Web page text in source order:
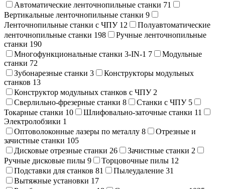
Автоматические ленточнопильные станки 71
Вертикальные ленточнопильные станки 9
Ленточнопильные станки с ЧПУ 12
Полуавтоматические
ленточнопильные станки 198
Ручные ленточнопильные
станки 190
Многофункциональные станки 3-IN-1 7
Модульные
станки 72
Зубонарезные станки 3
Конструкторы модульных
станков 13
Конструктор модульных станков с ЧПУ2
Сверлильно-фрезерные станки 8 Станки с ЧПУ 5
Токарные станки 10 Шлифовально-заточные станки 11
Электролобзики 1
Оптоволоконные лазеры по металлу 8
Отрезные и
зачистные станки 105
Дисковые отрезные станки 26 Зачистные станки 2
Ручные дисковые пилы 9 Торцовочные пилы 12
Подставки для станков 81 Пылеудаление 31
Вытяжные установки 17